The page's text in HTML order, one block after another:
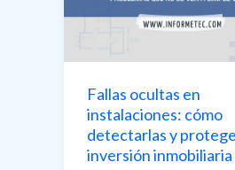
edilicios
Fallas ocultas en
instalaciones: cómo
detectarlas y
inversión inmobiliaria